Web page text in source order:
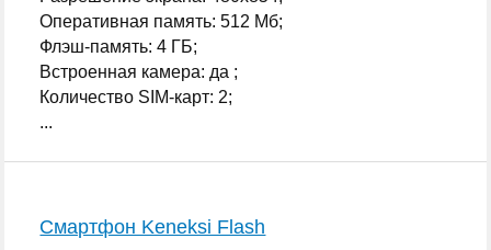
Оперативная память: 512 Мб;
Флэш-память: 4 ГБ;
Встроенная камера: да ;
Количество SIM-карт: 2;
...
Смартфон Keneksi Flash